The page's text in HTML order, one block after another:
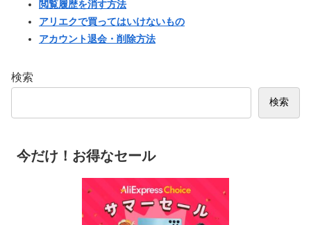
閲覧履歴を消す方法
アリエクで買ってはいけないもの
アカウント退会・削除方法
検索
検索
今だけ！お得なセール